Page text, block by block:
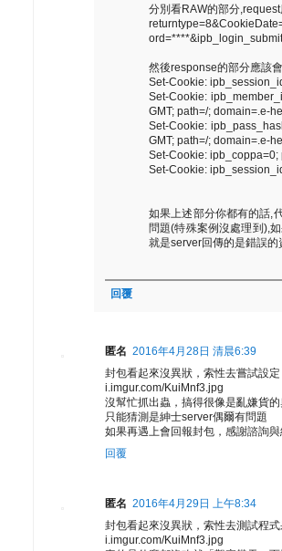
分別看RAW的部分
然後response的部分應該
Set-Cookie:
Set-Cookie:
GMT; path=/; domain=.e-
Set-Cookie:
GMT; path=/; domain=.e-
Set-Cookie:
Set-Cookie:
如果上述部分你都有的話,
問題(特殊案例沒處理到),
就是server回傳的是錯誤的
回覆
匿名 2016年4月28日 清晨6:39
封包看起來沒異狀，索性去嘗試設
i.imgur.com/KuiMnf3.jpg
沒幫忙抓出蟲，搞得很像是亂嫌貨的
只能猜測是紳士server偶爾有問題
如果再遇上會回報封包，感謝諮詢與
回覆
匿名 2016年4月29日 上午8:34
封包看起來沒異狀，索性去測試程
i.imgur.com/KuiMnf3.jpg